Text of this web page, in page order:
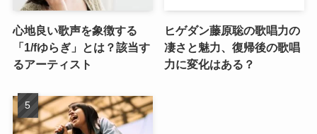
心地良い歌声を象徴する
「1/fゆらぎ」とは？該当す
るアーティスト
ヒゲダン藤原聡の歌唱力の
凄さと魅力、復帰後の歌唱
力に変化はある？